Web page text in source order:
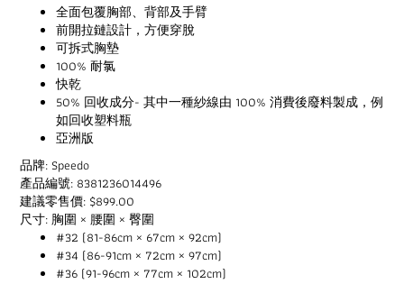
全面包覆胸部、背部及手臂
前開拉鏈設計，方便穿脫
可拆式胸墊
100% 耐氯
快乾
50% 回收成分- 其中一種紗線由 100% 消費後廢料製成，例
如回收塑料瓶
亞洲版
品牌: Speedo
產品編號: 8381236014496
建議零售價: $899.00
尺寸: 胸圍 × 腰圍 × 臀圍
#32 (81-86cm × 67cm × 92cm)
#34 (86-91cm × 72cm × 97cm)
#36 (91-96cm × 77cm × 102cm)